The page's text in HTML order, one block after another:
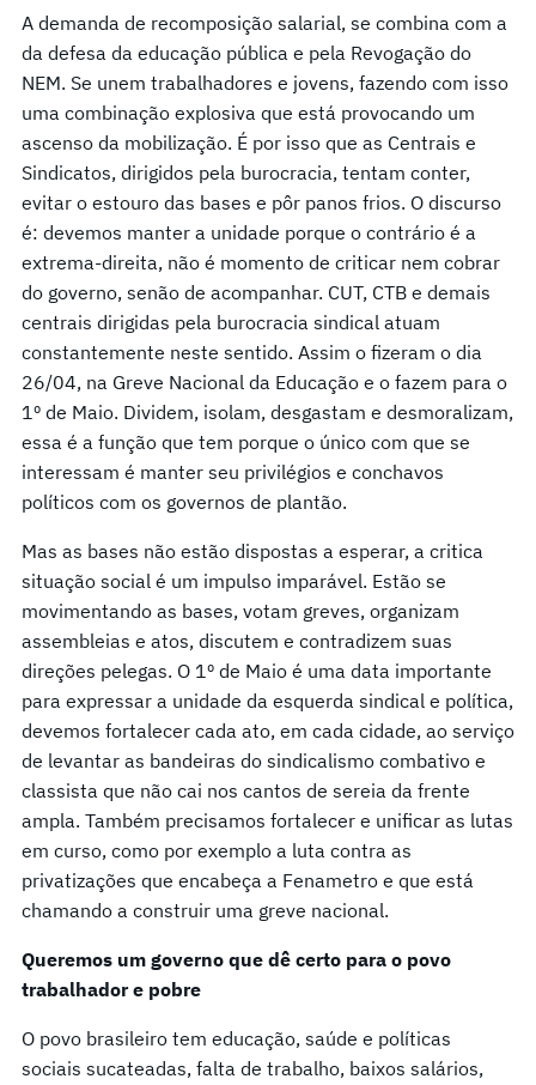
A demanda de recomposição salarial, se combina com a
da defesa da educação pública e pela Revogação do
NEM. Se unem trabalhadores e jovens, fazendo com isso
uma combinação explosiva que está provocando um
ascenso da mobilização. É por isso que as Centrais e
Sindicatos, dirigidos pela burocracia, tentam conter,
evitar o estouro das bases e pôr panos frios. O discurso
é: devemos manter a unidade porque o contrário é a
extrema-direita, não é momento de criticar nem cobrar
do governo, senão de acompanhar. CUT, CTB e demais
centrais dirigidas pela burocracia sindical atuam
constantemente neste sentido. Assim o fizeram o dia
26/04, na Greve Nacional da Educação e o fazem para o
1º de Maio. Dividem, isolam, desgastam e desmoralizam,
essa é a função que tem porque o único com que se
interessam é manter seu privilégios e conchavos
políticos com os governos de plantão.
Mas as bases não estão dispostas a esperar, a critica
situação social é um impulso imparável. Estão se
movimentando as bases, votam greves, organizam
assembleias e atos, discutem e contradizem suas
direções pelegas. O 1º de Maio é uma data importante
para expressar a unidade da esquerda sindical e política,
devemos fortalecer cada ato, em cada cidade, ao serviço
de levantar as bandeiras do sindicalismo combativo e
classista que não cai nos cantos de sereia da frente
ampla. Também precisamos fortalecer e unificar as lutas
em curso, como por exemplo a luta contra as
privatizações que encabeça a Fenametro e que está
chamando a construir uma greve nacional.
Queremos um governo que dê certo para o povo
trabalhador e pobre
O povo brasileiro tem educação, saúde e políticas
sociais sucateadas, falta de trabalho, baixos salários,